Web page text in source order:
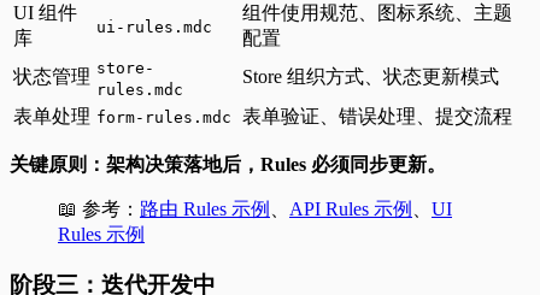
UI 组件
库
ui-rules.mdc
组件使用规范、图标系统、主题
配置
状态管理 store-
rules.mdc
Store 组织方式、状态更新模式
表单处理 form-rules.mdc 表单验证、错误处理、提交流程
关键原则：架构决策落地后，Rules 必须同步更新。
📖 参考： 路由 Rules 示例 API Rules 示例
UI
Rules 示例
阶段三：迭代开发中